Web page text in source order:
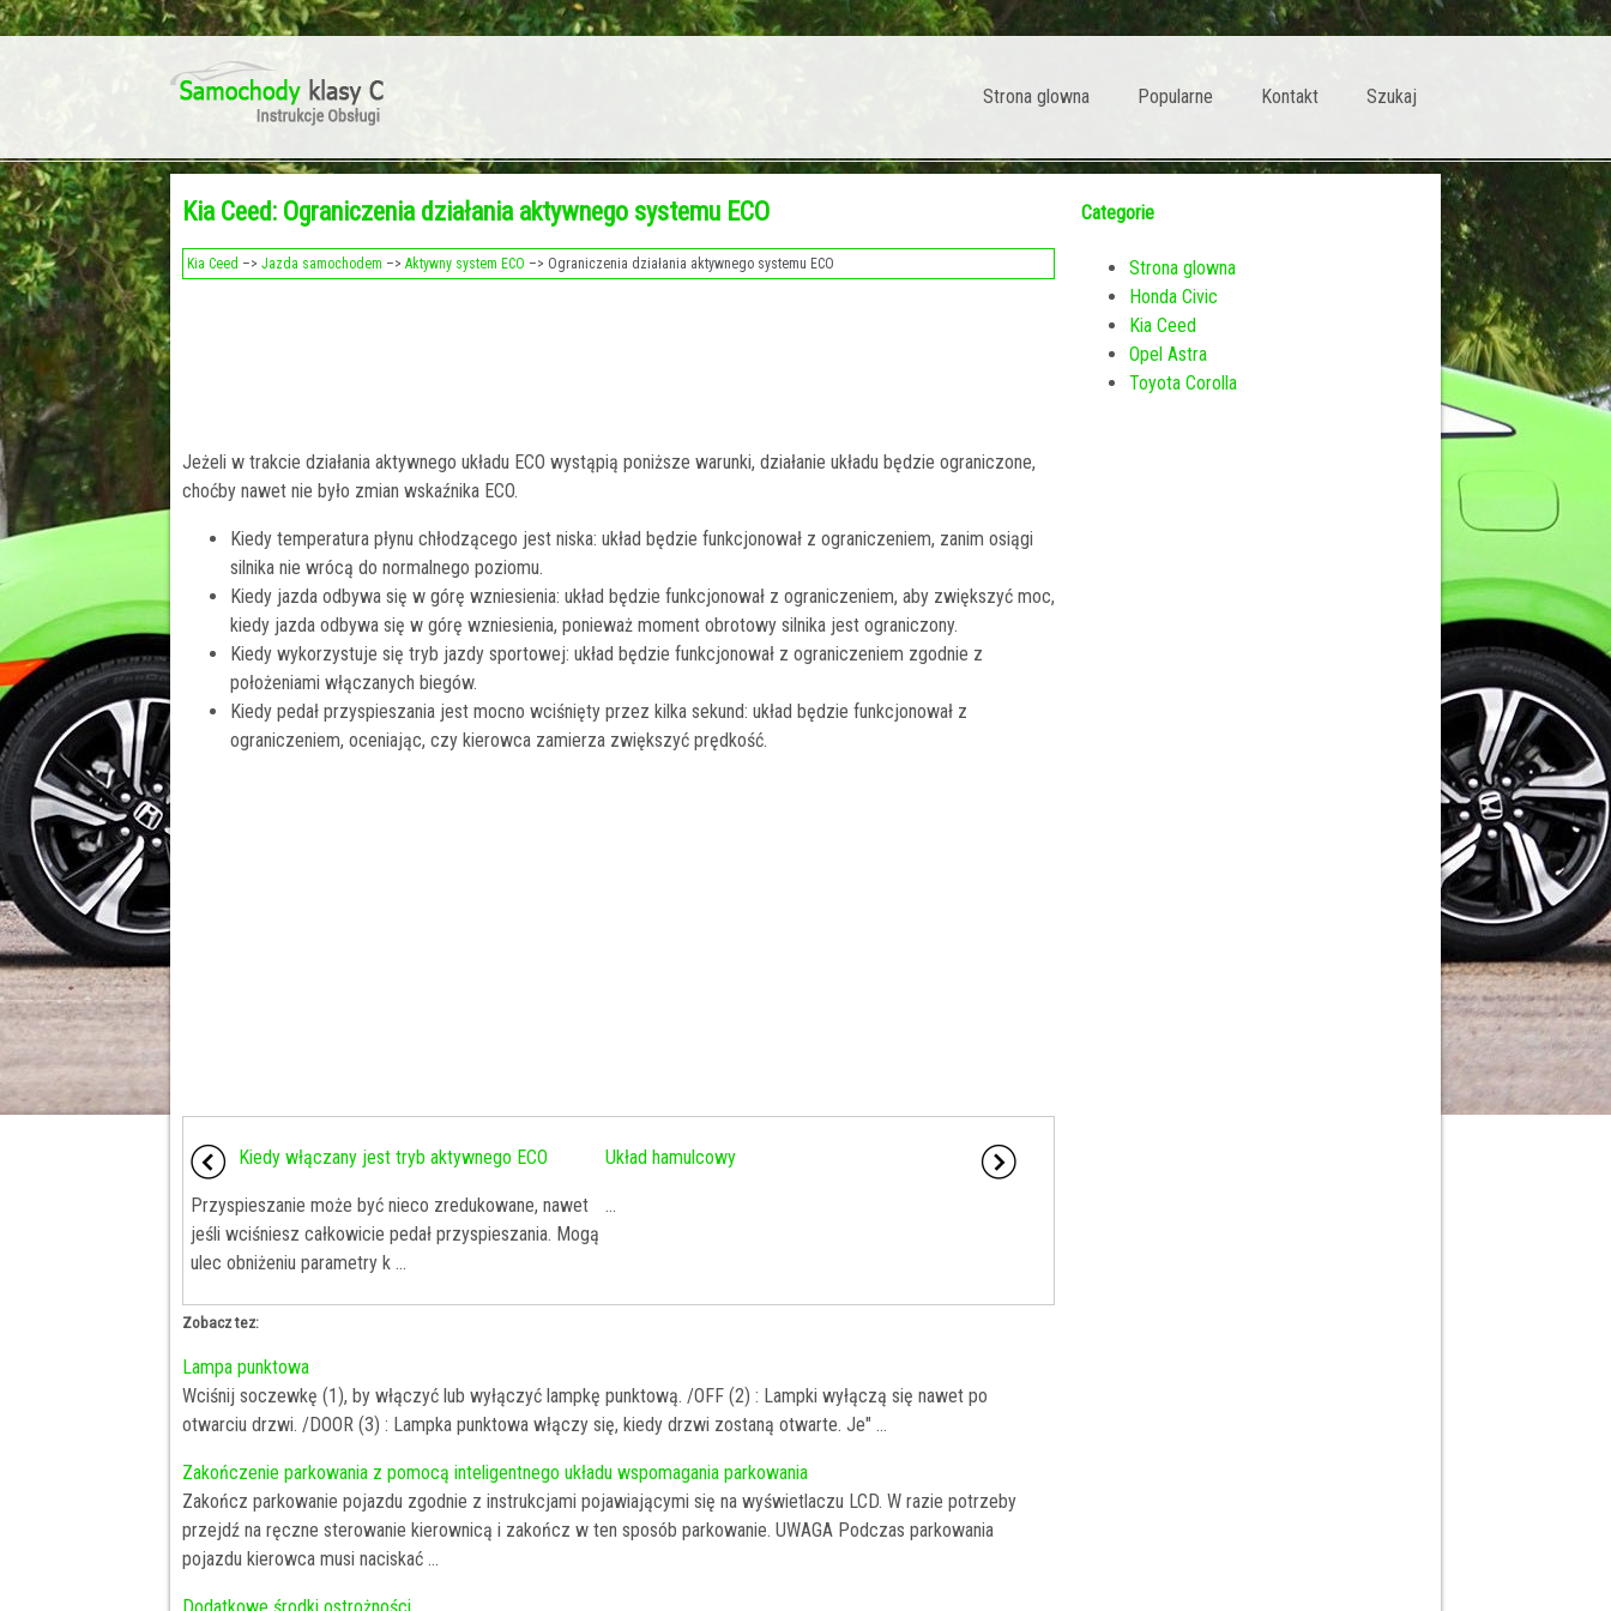
Strona glowna Popularne Kontakt Szukaj
Kia Ceed: Ograniczenia działania aktywnego systemu ECO
Kia Ceed –> Jazda samochodem –> Aktywny system ECO –> Ograniczenia działania aktywnego systemu ECO
Jeżeli w trakcie działania aktywnego układu ECO wystąpią poniższe warunki, działanie układu będzie ograniczone,
choćby nawet nie było zmian wskaźnika ECO.
Kiedy temperatura płynu chłodzącego jest niska: układ będzie funkcjonował z ograniczeniem, zanim osiągi
silnika nie wrócą do normalnego poziomu.
Kiedy jazda odbywa się w górę wzniesienia: układ będzie funkcjonował z ograniczeniem, aby zwiększyć moc,
kiedy jazda odbywa się w górę wzniesienia, ponieważ moment obrotowy silnika jest ograniczony.
Kiedy wykorzystuje się tryb jazdy sportowej: układ będzie funkcjonował z ograniczeniem zgodnie z
położeniami włączanych biegów.
Kiedy pedał przyspieszania jest mocno wciśnięty przez kilka sekund: układ będzie funkcjonował z
ograniczeniem, oceniając, czy kierowca zamierza zwiększyć prędkość.
Kiedy włączany jest tryb aktywnego ECO
Przyspieszanie może być nieco zredukowane, nawet
jeśli wciśniesz całkowicie pedał przyspieszania. Mogą
ulec obniżeniu parametry k ...
Układ hamulcowy
...
Zobacz tez:
Lampa punktowa
Wciśnij soczewkę (1), by włączyć lub wyłączyć lampkę punktową. /OFF (2) : Lampki wyłączą się nawet po
otwarciu drzwi. /DOOR (3) : Lampka punktowa włączy się, kiedy drzwi zostaną otwarte. Je" ...
Zakończenie parkowania z pomocą inteligentnego układu wspomagania parkowania
Zakończ parkowanie pojazdu zgodnie z instrukcjami pojawiającymi się na wyświetlaczu LCD. W razie potrzeby
przejdź na ręczne sterowanie kierownicą i zakończ w ten sposób parkowanie. UWAGA Podczas parkowania
pojazdu kierowca musi naciskać ...
Categorie
Strona glowna
Honda Civic
Kia Ceed
Opel Astra
Toyota Corolla